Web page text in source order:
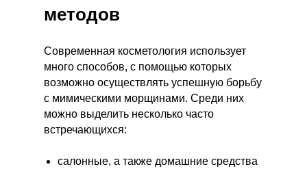
методов
Современная косметология использует
много способов, с помощью которых
возможно осуществлять успешную борьбу
с мимическими морщинами. Среди них
можно выделить несколько часто
встречающихся:
салонные, а также домашние средства